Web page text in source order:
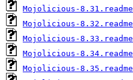
Mojolicious-8.31.readme
Mojolicious-8.32.readme
Mojolicious-8.33.readme
Mojolicious-8.34.readme
Mojolicious-8.35.readme